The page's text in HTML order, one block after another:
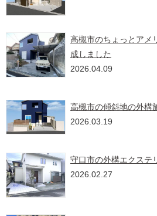
高槻市のちょっとアメ
成しました
2026.04.09
高槻市の傾斜地の外構
2026.03.19
守口市の外構エクステ
2026.02.27